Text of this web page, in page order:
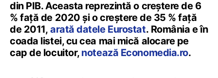
din PIB. Aceasta reprezintă o creștere de 6
% față de 2020 și o creștere de 35 % față
de 2011, arată datele Eurostat. România e în
coada listei, cu cea mai mică alocare pe
cap de locuitor, notează Economedia.ro.